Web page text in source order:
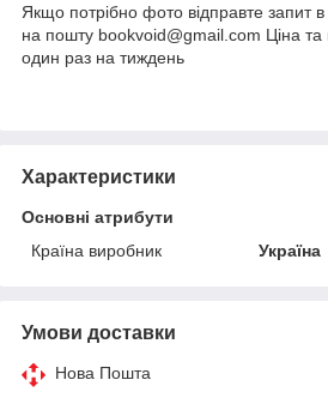
Якщо потрібно фото відправте запит
на пошту bookvoid@gmail.com Ціна та
один раз на тиждень
Характеристики
Основні атрибути
Країна виробник
Україна
Умови доставки
Нова Пошта